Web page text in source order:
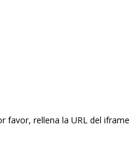
favor, rellena la URL del iframe